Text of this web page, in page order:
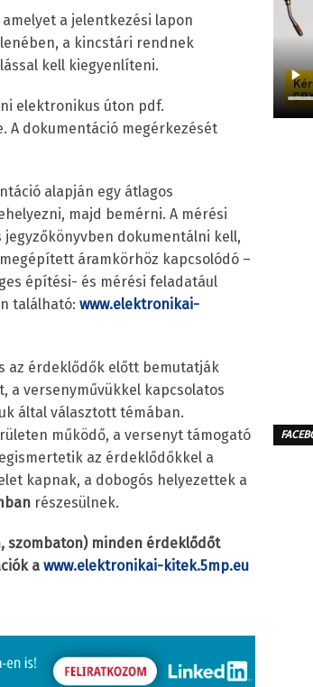
amelyet a jelentkezési lapon
a kincstári rendnek
kell kiegyenlíteni.
elektronikus úton pdf.
A dokumentáció megérkezését
alapján egy átlagos
majd bemérni. A mérési
dokumentálni kell,
áramkörhöz kapcsolódó –
építési- és mérési feladatául
található: www.elektronikai-
az érdeklődők előtt bemutatják
a versenyművükkel kapcsolatos
által választott témában.
működő, a versenyt támogató
az érdeklődőkkel a
kapnak, a dobogós helyezettek a
részesülnek.
szombaton) minden érdeklődőt
a www.elektronikai-kitek.5mp.eu